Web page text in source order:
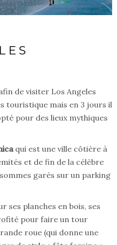
de visiter Los Angeles
touristique mais en 3 jours il
pour des lieux mythiques
qui est une ville côtière à
et de fin de la célèbre
garés sur un parking
ses planches en bois, ses
pour faire un tour
roue (qui donne une